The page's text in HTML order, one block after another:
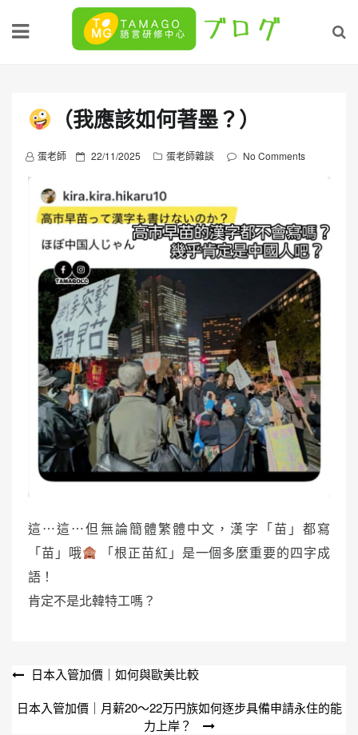
（我應該如何著墨？）
蛋老師
P
s
t
d
o
n
22/11/2025 蛋老師雜談 No Comments
這⋯這⋯但無論簡體繁體中文，漢字「苗」都寫
「苗」哦
「根正苗紅」是一個多麼重要的四字成
語！
肯定不是北韓特工嗎？
文
章
日本入管加價｜如何與歐美比較
日本入管加價｜月薪20〜22万円族如何逐步具備申請永住的能
力上岸？